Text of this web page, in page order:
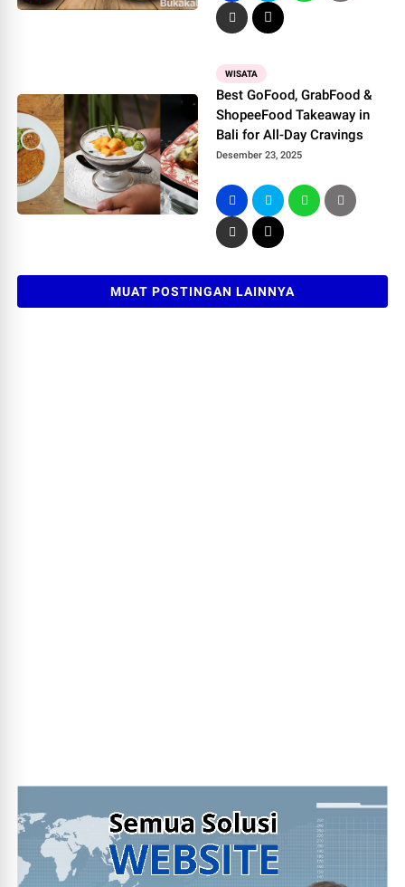
WISATA
Best GoFood, GrabFood &
ShopeeFood Takeaway in
Bali for All-Day Cravings
Desember 23, 2025
MUAT POSTINGAN LAINNYA